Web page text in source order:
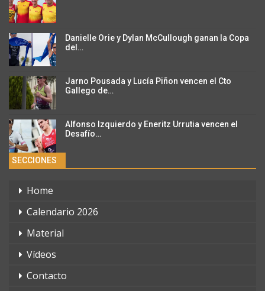
Danielle Orie y Dylan McCullough ganan la Copa
del…
Jarno Pousada y Lucía Piñon vencen el Cto
Gallego de…
Alfonso Izquierdo y Eneritz Urrutia vencen el
Desafío…
SECCIONES
Home
Calendario 2026
Material
Vídeos
Contacto